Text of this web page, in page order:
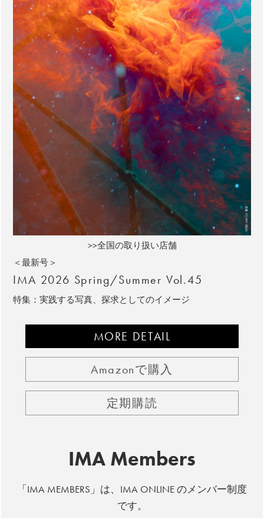
>>全国の取り扱い店舗
＜最新号＞
IMA 2026 Spring/Summer Vol.45
特集：実践する写真、探求としてのイメージ
MORE DETAIL
Amazonで購入
定期購読
IMA Members
「IMA MEMBERS」は、IMA ONLINE のメンバー制度
です。